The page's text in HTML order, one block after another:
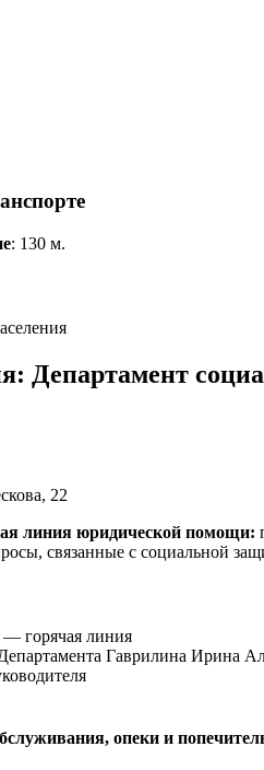
: 130 м.
Департамент
22
линия юридической помощи:
связанные с социальной
— горячая линия
Гаврилина Ирина
опеки и